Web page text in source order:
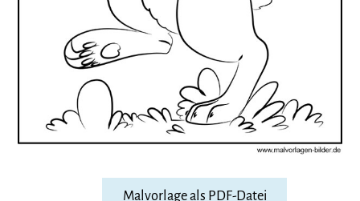
Malvorlage als PDF-Datei